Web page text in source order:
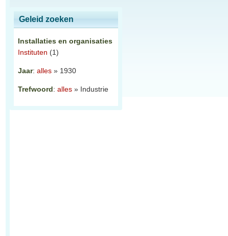
Geleid zoeken
Installaties en organisaties
Instituten (1)
Jaar: alles » 1930
Trefwoord: alles » Industrie